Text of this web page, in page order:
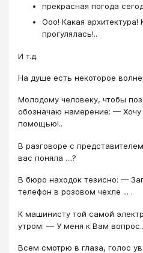
прекрасная погода
Ооо! Какая
прогулялась!..
И т.д.
На душе есть некоторое
Молодому человеку, чтобы
обозначаю намерение: — Хочу
помощью!..
В разговоре с
вас поняла ....?
В бюро находок тезисно: —
телефон в розовом чехле ... .
К машинисту той самой
утром: — У меня к Вам
Всем смотрю в глаза, голос